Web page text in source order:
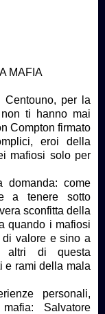
MAFIA
per la
ti hanno mai
Compton firmato
eroi della
mafiosi solo per
domanda: come
a tenere sotto
sconfitta della
quando i mafiosi
di valore e sino a
altri di questa
e rami della mala
personali,
Salvatore